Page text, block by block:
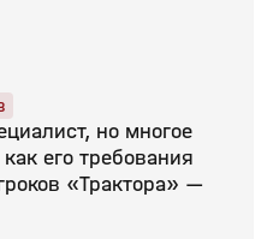
но многое
его требования
«Трактора» —